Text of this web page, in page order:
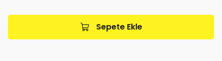
Sepete Ekle